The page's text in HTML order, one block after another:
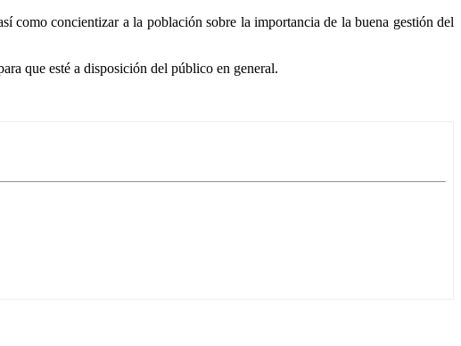
como concientizar a la población sobre la importancia de la buena gestión del
que esté a disposición del público en general.